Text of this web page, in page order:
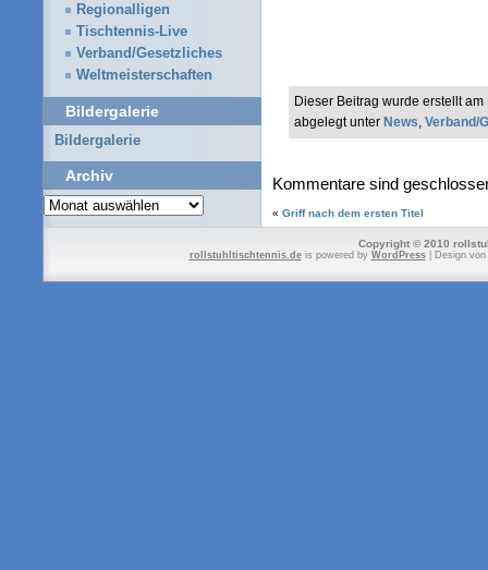
Dieser Beitrag wurde erstellt
abgelegt unter News, Verband/
Kommentare sind
« Griff nach dem ersten Titel
Regionalligen
Tischtennis-Live
Verband/Gesetzliches
Weltmeisterschaften
Bildergalerie
Bildergalerie
Archiv
Archiv
Copyright © 2010
rollstuhltischtennis.deis powered by WordPress| Design von